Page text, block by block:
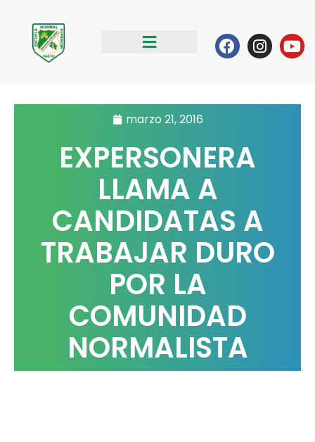
contenido
Facebook
marzo 21, 2016
EXPERSONERA
LLAMA A
CANDIDATAS A
TRABAJAR DURO
POR LA
COMUNIDAD
NORMALISTA